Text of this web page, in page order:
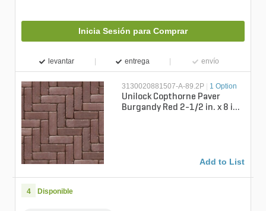
Inicia Sesión para Comprar
levantar entrega envío
3130020881507-A-89.2P | 1 Option
Unilock Copthorne Paver
Burgandy Red 2-1/2 in. x 8 in.
Add to List
4 Disponible